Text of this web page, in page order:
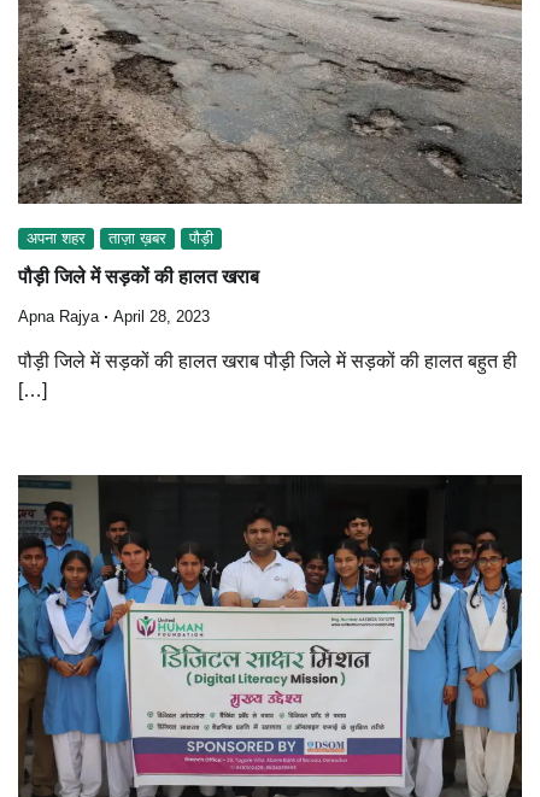
अपना शहर ताज़ा ख़बर पौड़ी
पौड़ी जिले में सड़कों की हालत खराब
Apna Rajya April 28, 2023
पौड़ी जिले में सड़कों की हालत खराब पौड़ी जिले में सड़कों की हालत बहुत ही
[…]